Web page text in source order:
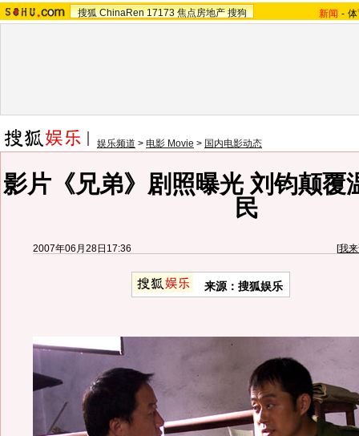
搜狐 ChinaRen 17173 焦点房地产 搜狗 新闻 -
娱乐频道 > 电影 Movie > 国内电影动态
影片《兄弟》剧照曝光 刘钧颠覆
民
2007年06月28日17:36 [我
来源：搜狐娱乐